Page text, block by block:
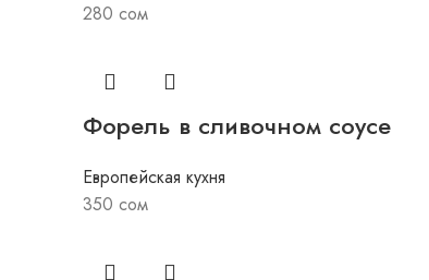
280 сом
Форель в сливочном соусе
Европейская кухня
350 сом